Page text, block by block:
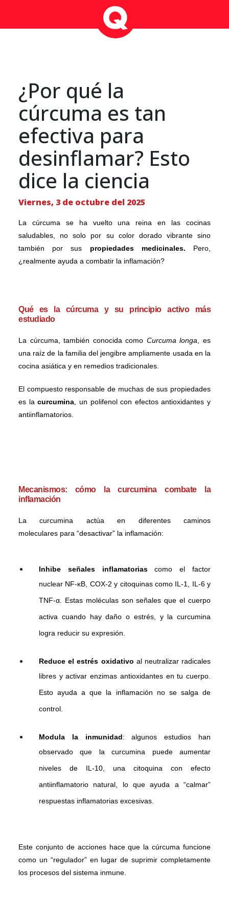
¿Por qué la
cúrcuma es tan
efectiva para
desinflamar? Esto
dice la ciencia
Viernes, 3 de octubre del 2025
La cúrcuma se ha vuelto una reina en las cocinas
saludables, no solo por su color dorado vibrante sino
también por sus propiedades medicinales. Pero,
¿realmente ayuda a combatir la inflamación?
Qué es la cúrcuma y su principio activo más
estudiado
La cúrcuma, también conocida como Curcuma longa , es
una raíz de la familia del jengibre ampliamente usada en la
cocina asiática y en remedios tradicionales.
El compuesto responsable de muchas de sus propiedades
es lacurcumina , un polifenol con efectos antioxidantes y
antiinflamatorios.
Mecanismos: cómo la curcumina combate la
inflamación
La curcumina actúa en diferentes caminos
moleculares para “desactivar” la inflamación:
Inhibe señales inflamatoriascomo el factor
nuclear NF-κB, COX-2 y citoquinas como IL-1, IL-6 y
TNF-α. Estas moléculas son señales que el cuerpo
activa cuando hay daño o estrés, y la curcumina
logra reducir su expresión.
Reduce el estrés oxidativo al neutralizar radicales
libres y activar enzimas antioxidantes en tu cuerpo.
Esto ayuda a que la inflamación no se salga de
control.
Modula la inmunidad: algunos estudios han
observado que la curcumina puede aumentar
niveles de IL-10, una citoquina con efecto
antiinflamatorio natural, lo que ayuda a “calmar”
respuestas inflamatorias excesivas.
Este conjunto de acciones hace que la cúrcuma funcione
como un “regulador” en lugar de suprimir completamente
los procesos del sistema inmune.